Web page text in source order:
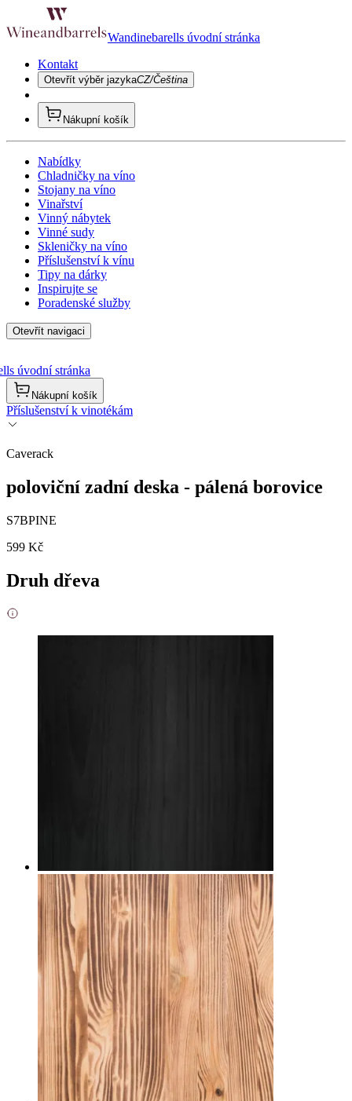
Wandinebarells úvodní stránka
Kontakt
Otevřít výběr jazykaCZ/Čeština
Nákupní košík
Nabídky
Chladničky na víno
Stojany na víno
Vinařství
Vinný nábytek
Vinné sudy
Skleničky na víno
Příslušenství k vínu
Tipy na dárky
Inspirujte se
Poradenské služby
Otevřít navigaci
úvodní stránka
Nákupní košík
Příslušenství k vinotékám
Caverack
poloviční zadní deska - pálená borovice
S7BPINE
599 Kč
Druh dřeva